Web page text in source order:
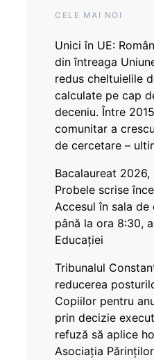
CELE MAI NOI
Unici în UE:
din întreaga
redus cheltuielile
calculate pe cap
deceniu. Între
comunitar a
de cercetare –
Bacalaureat 2026,
Probele scrise
Accesul în sala de
până la ora 8:30,
Educației
Tribunalul
reducerea
Copiilor pentru
prin decizie
refuză să aplice
Asociația Părinților